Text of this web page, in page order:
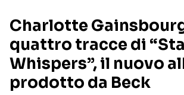
RECENSIONI MUSICALI
INTERVISTE
GOSSIP E CURIOSITÀ
TESTI
TOUR ED
TALENT
Charlotte
quattro tracce di
Whispers”, il nuovo
prodotto da Beck